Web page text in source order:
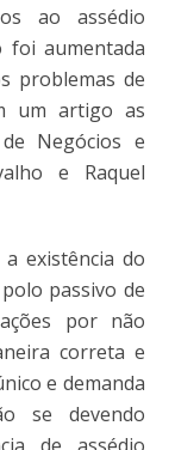
ao assédio
foi aumentada
problemas de
um artigo as
Negócios e
e Raquel
existência do
passivo de
por não
correta e
e demanda
se devendo